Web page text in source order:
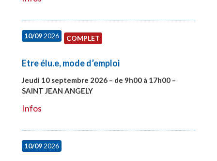
10/092026 COMPLET
Etre élu.e, mode d’emploi
Jeudi 10 septembre 2026 – de 9h00 à 17h00 –
SAINT JEAN ANGELY
Infos
10/092026